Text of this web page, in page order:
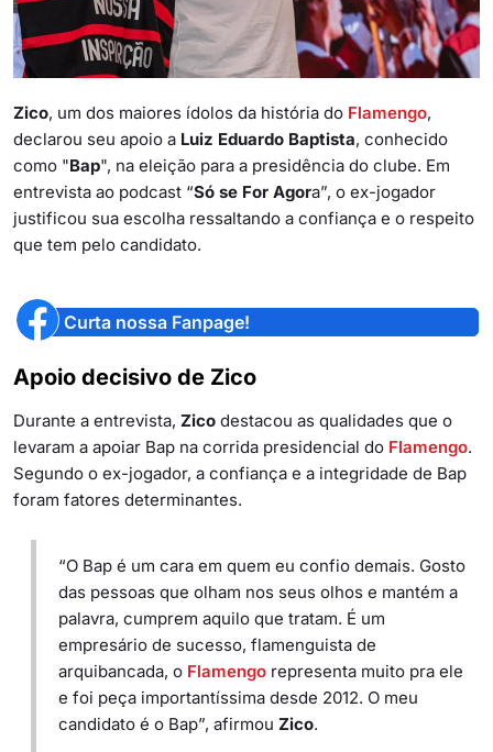
Zico, um dos maiores ídolos da história do Flamengo,
declarou seu apoio a Luiz Eduardo Baptista, conhecido
como "Bap", na eleição para a presidência do clube. Em
entrevista ao podcast “Só se For Agora”, o ex-jogador
justificou sua escolha ressaltando a confiança e o respeito
que tem pelo candidato.
Curta nossa Fanpage!
Apoio decisivo de Zico
Durante a entrevista, Zico destacou as qualidades que o
levaram a apoiar Bap na corrida presidencial do Flamengo.
Segundo o ex-jogador, a confiança e a integridade de Bap
foram fatores determinantes.
“O Bap é um cara em quem eu confio demais. Gosto
das pessoas que olham nos seus olhos e mantém a
palavra, cumprem aquilo que tratam. É um
empresário de sucesso, flamenguista de
arquibancada, o Flamengo representa muito pra ele
e foi peça importantíssima desde 2012. O meu
candidato é o Bap”, afirmou Zico.